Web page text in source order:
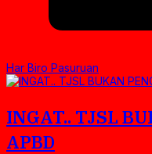
Har Biro Pasuruan
INGAT.. TJSL
APBD